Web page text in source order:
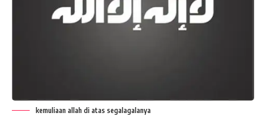
kemuliaan allah di atas segalagalanya